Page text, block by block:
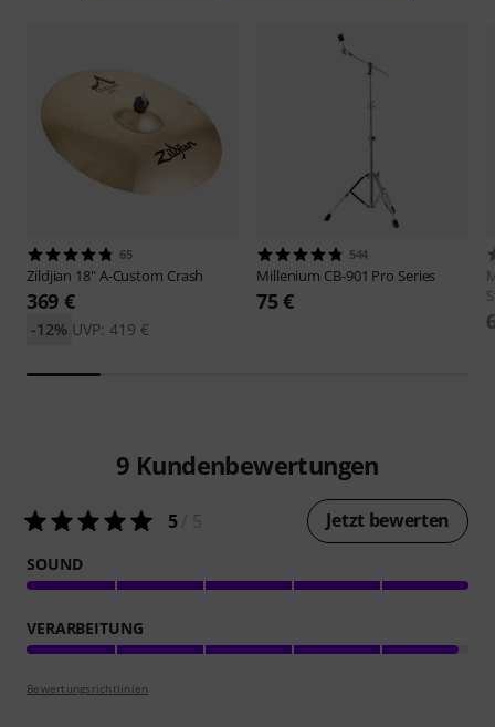
65
Zildjian 18" A-Custom Crash
369 €
UVP: 419 €
-12%
544
Millenium CB-901 Pro Series
75 €
9 Kundenbewertungen
5/ 5 Jetzt bewerten
SOUND
VERARBEITUNG
Bewertungsrichtlinien